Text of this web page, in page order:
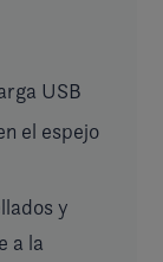
USB
el espejo
y
a la